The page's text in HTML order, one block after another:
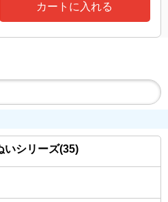
カートに入れる
いシリーズ(35)